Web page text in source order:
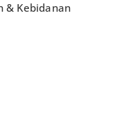
& Kebidanan